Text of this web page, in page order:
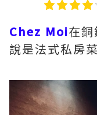
Chez Moi在
說是法式私房